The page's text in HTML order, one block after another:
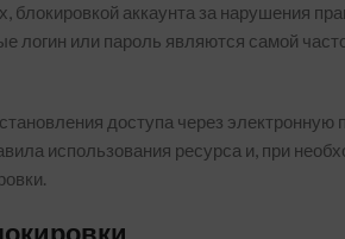
аккаунта за нарушения
логин или пароль являются самой
доступа через электронную
использования ресурса и, при